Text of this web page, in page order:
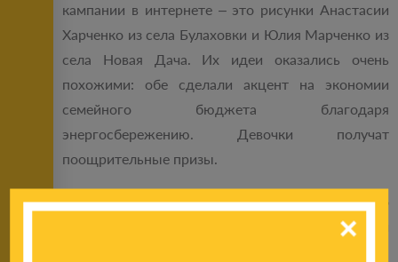
кампании в интернете – это рисунки Анастасии
Харченко из села Булаховки и Юлия Марченко из
села Новая Дача. Их идеи оказались очень
похожими: обе сделали акцент на экономии
семейного бюджета благодаря
энергосбережению. Девочки получат
поощрительные призы.
Художественное качество работ не было
определяющим критерием, однако жюри